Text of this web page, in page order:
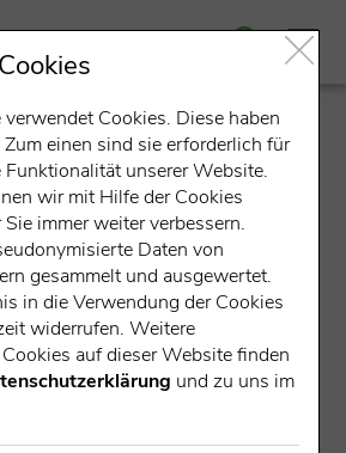
gefunden.
ID konnte kein Datensatz gefunden
Cookies. Diese haben
einen sind sie erforderlich für
unserer Website.
wir mit Hilfe der Cookies
immer weiter verbessern.
Daten von
gesammelt und ausgewertet.
in die Verwendung der Cookies
widerrufen. Weitere
auf dieser Website finden
und zu uns im